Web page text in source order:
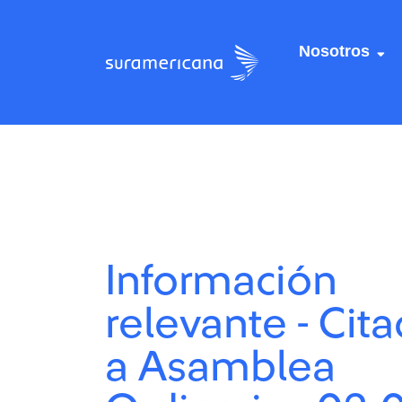
Nosotros
Información
relevante -
a Asamblea